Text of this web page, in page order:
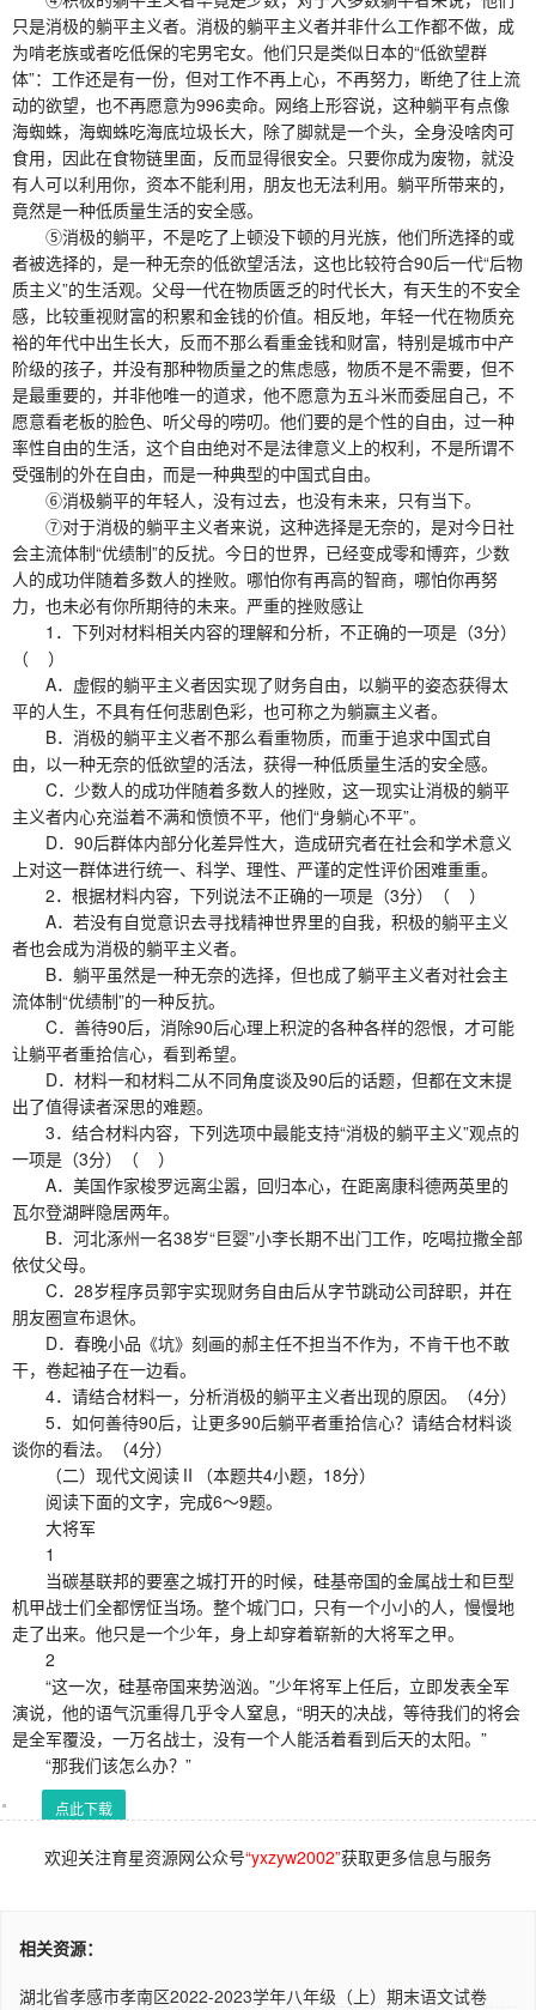
只是消极的躺平主义者。消极的躺平主义者并非什么工作都不做，成
为啃老族或者吃低保的宅男宅女。他们只是类似日本的“低欲望群
体”：工作还是有一份，但对工作不再上心，不再努力，断绝了往上流
动的欲望，也不再愿意为996卖命。网络上形容说，这种躺平有点像
海蜘蛛，海蜘蛛吃海底垃圾长大，除了脚就是一个头，全身没啥肉可
食用，因此在食物链里面，反而显得很安全。只要你成为废物，就没
有人可以利用你，资本不能利用，朋友也无法利用。躺平所带来的，
竟然是一种低质量生活的安全感。
⑤消极的躺平，不是吃了上顿没下顿的月光族，他们所选择的或
者被选择的，是一种无奈的低欲望活法，这也比较符合90后一代“后物
质主义”的生活观。父母一代在物质匮乏的时代长大，有天生的不安全
感，比较重视财富的积累和金钱的价值。相反地，年轻一代在物质充
裕的年代中出生长大，反而不那么看重金钱和财富，特别是城市中产
阶级的孩子，并没有那种物质量之的焦虑感，物质不是不需要，但不
是最重要的，并非他唯一的道求，他不愿意为五斗米而委屈自己，不
愿意看老板的脸色、听父母的唠叨。他们要的是个性的自由，过一种
率性自由的生活，这个自由绝对不是法律意义上的权利，不是所谓不
受强制的外在自由，而是一种典型的中国式自由。
⑥消极躺平的年轻人，没有过去，也没有未来，只有当下。
⑦对于消极的躺平主义者来说，这种选择是无奈的，是对今日社
会主流体制“优绩制”的反扰。今日的世界，已经变成零和博弈，少数
人的成功伴随着多数人的挫败。哪怕你有再高的智商，哪怕你再努
力，也未必有你所期待的未来。严重的挫败感让
1．下列对材料相关内容的理解和分析，不正确的一项是（3分）
（ ）
A．虚假的躺平主义者因实现了财务自由，以躺平的姿态获得太
平的人生，不具有任何悲剧色彩，也可称之为躺赢主义者。
B．消极的躺平主义者不那么看重物质，而重于追求中国式自
由，以一种无奈的低欲望的活法，获得一种低质量生活的安全感。
C．少数人的成功伴随着多数人的挫败，这一现实让消极的躺平
主义者内心充溢着不满和愤愤不平，他们“身躺心不平”。
D．90后群体内部分化差异性大，造成研究者在社会和学术意义
上对这一群体进行统一、科学、理性、严谨的定性评价困难重重。
2．根据材料内容，下列说法不正确的一项是（3分）（ ）
A．若没有自觉意识去寻找精神世界里的自我，积极的躺平主义
者也会成为消极的躺平主义者。
B．躺平虽然是一种无奈的选择，但也成了躺平主义者对社会主
流体制“优绩制”的一种反抗。
C．善待90后，消除90后心理上积淀的各种各样的怨恨，才可能
让躺平者重拾信心，看到希望。
D．材料一和材料二从不同角度谈及90后的话题，但都在文末提
出了值得读者深思的难题。
3．结合材料内容，下列选项中最能支持“消极的躺平主义”观点的
一项是（3分）（ ）
A．美国作家梭罗远离尘嚣，回归本心，在距离康科德两英里的
瓦尔登湖畔隐居两年。
B．河北涿州一名38岁“巨婴”小李长期不出门工作，吃喝拉撒全部
依仗父母。
C．28岁程序员郭宇实现财务自由后从字节跳动公司辞职，并在
朋友圈宣布退休。
D．春晚小品《坑》刻画的郝主任不担当不作为，不肯干也不敢
干，卷起袖子在一边看。
4．请结合材料一，分析消极的躺平主义者出现的原因。（4分）
5．如何善待90后，让更多90后躺平者重拾信心？请结合材料谈
谈你的看法。（4分）
（二）现代文阅读Ⅱ（本题共4小题，18分）
阅读下面的文字，完成6～9题。
大将军
1
当碳基联邦的要塞之城打开的时候，硅基帝国的金属战士和巨型
机甲战士们全都愣怔当场。整个城门口，只有一个小小的人，慢慢地
走了出来。他只是一个少年，身上却穿着崭新的大将军之甲。
2
“这一次，硅基帝国来势汹汹。”少年将军上任后，立即发表全军
演说，他的语气沉重得几乎令人窒息，“明天的决战，等待我们的将会
是全军覆没，一万名战士，没有一个人能活着看到后天的太阳。”
“那我们该怎么办？”
点此下载
欢迎关注育星资源网公众号“yxzyw2002”获取更多信息与服务
相关资源：
湖北省孝感市孝南区2022-2023学年八年级（上）期末语文试卷